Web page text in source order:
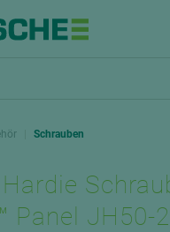
Schrauben
Panel JH50-